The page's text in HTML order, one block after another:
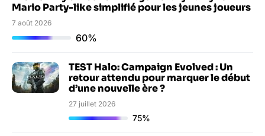
Mario Party-like simplifié pour les jeunes joueurs
7 août 2026
60%
TEST Halo: Campaign Evolved : Un
retour attendu pour marquer le début
d’une nouvelle ère ?
27 juillet 2026
75%